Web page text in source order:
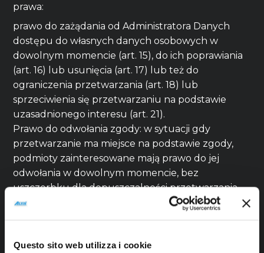
Questo sito web utilizza i cookie
prawa:
prawo do zażądania od Administratora Danych
dostępu do własnych danych osobowych w
dowolnym momencie (art. 15), do ich poprawiania
(art. 16) lub usunięcia (art. 17) lub też do
ograniczenia przetwarzania (art. 18) lub
sprzeciwienia się przetwarzaniu na podstawie
uzasadnionego interesu (art. 21).
Prawo do odwołania zgody: w sytuacji gdy
przetwarzanie ma miejsce na podstawie zgody,
podmioty zainteresowane mają prawo do jej
odwołania w dowolnym momencie, bez
uszczerbku dla dopuszczalności przetwarzania
na podstawie zgody udzielonej przed
W celu sprzeciwienia się przetwarzaniu danych